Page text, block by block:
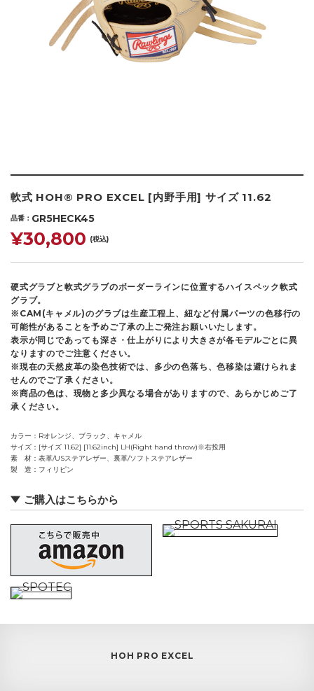
軟式 HOH® PRO EXCEL [内野手用] サイズ 11.62
品番 GR5HECK45
¥30,800 (税込)
硬式グラブと軟式グラブのボーダーラインに位置するハイスペック軟式
グラブ。
※CAM(キャメル)のグラブは生産工程上、紐など付属パーツの色移行の
可能性があることを予めご了承の上ご発注お願いいたします。
表示が同じであっても深さ・仕上がりにより大きさが各モデルごとに異
なりますのでご注意ください。
※現在の天然皮革の染色技術では、多少の色落ち、色移染は避けられま
せんのでご了承ください。
※商品の色は、現物と多少異なる場合がありますので、あらかじめご了
承ください。
カラー
Rオレンジ、ブラック、キャメル
サイズ
[サイズ 11.62] [11.62inch] LH(Right hand throw)※右投用
素 材
表革/USステアレザー、裏革/ソフトステアレザー
製 造
フィリピン
ご購入はこちらから
HOH PRO EXCEL